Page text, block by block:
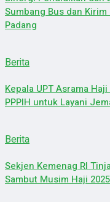
Sumbang Bus dan
Padang
Berita
Kepala UPT Asrama
PPPIH untuk Layani
Berita
Sekjen Kemenag RI
Sambut Musim Haji 2025